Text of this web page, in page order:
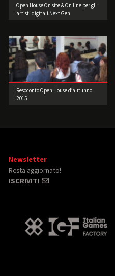
Open House On site & On line per gli
artisti digitali Next Gen
Resoconto Open House d’autunno
2015
Newsletter
Resta aggiornato!
ISCRIVITI